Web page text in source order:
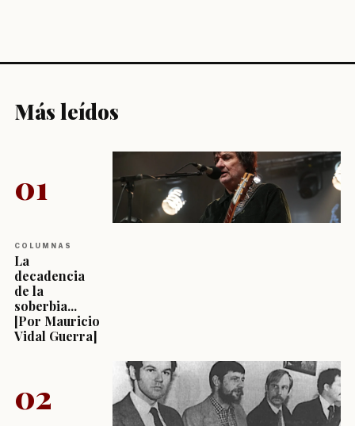
Más leídos
01
COLUMNAS
La
decadencia
de la
soberbia...
[Por Mauricio
Vidal Guerra]
02